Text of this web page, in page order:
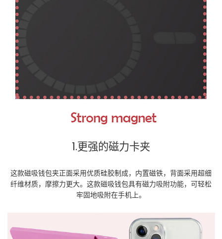
1.更强的磁力卡夹
这款磁吸钱包夹正面采用优质硅胶制成，内置磁铁，背面采用超细
纤维材质，摩擦力更大。这款磁吸钱包具有磁力吸附功能，可轻松
牢固地吸附在手机上。